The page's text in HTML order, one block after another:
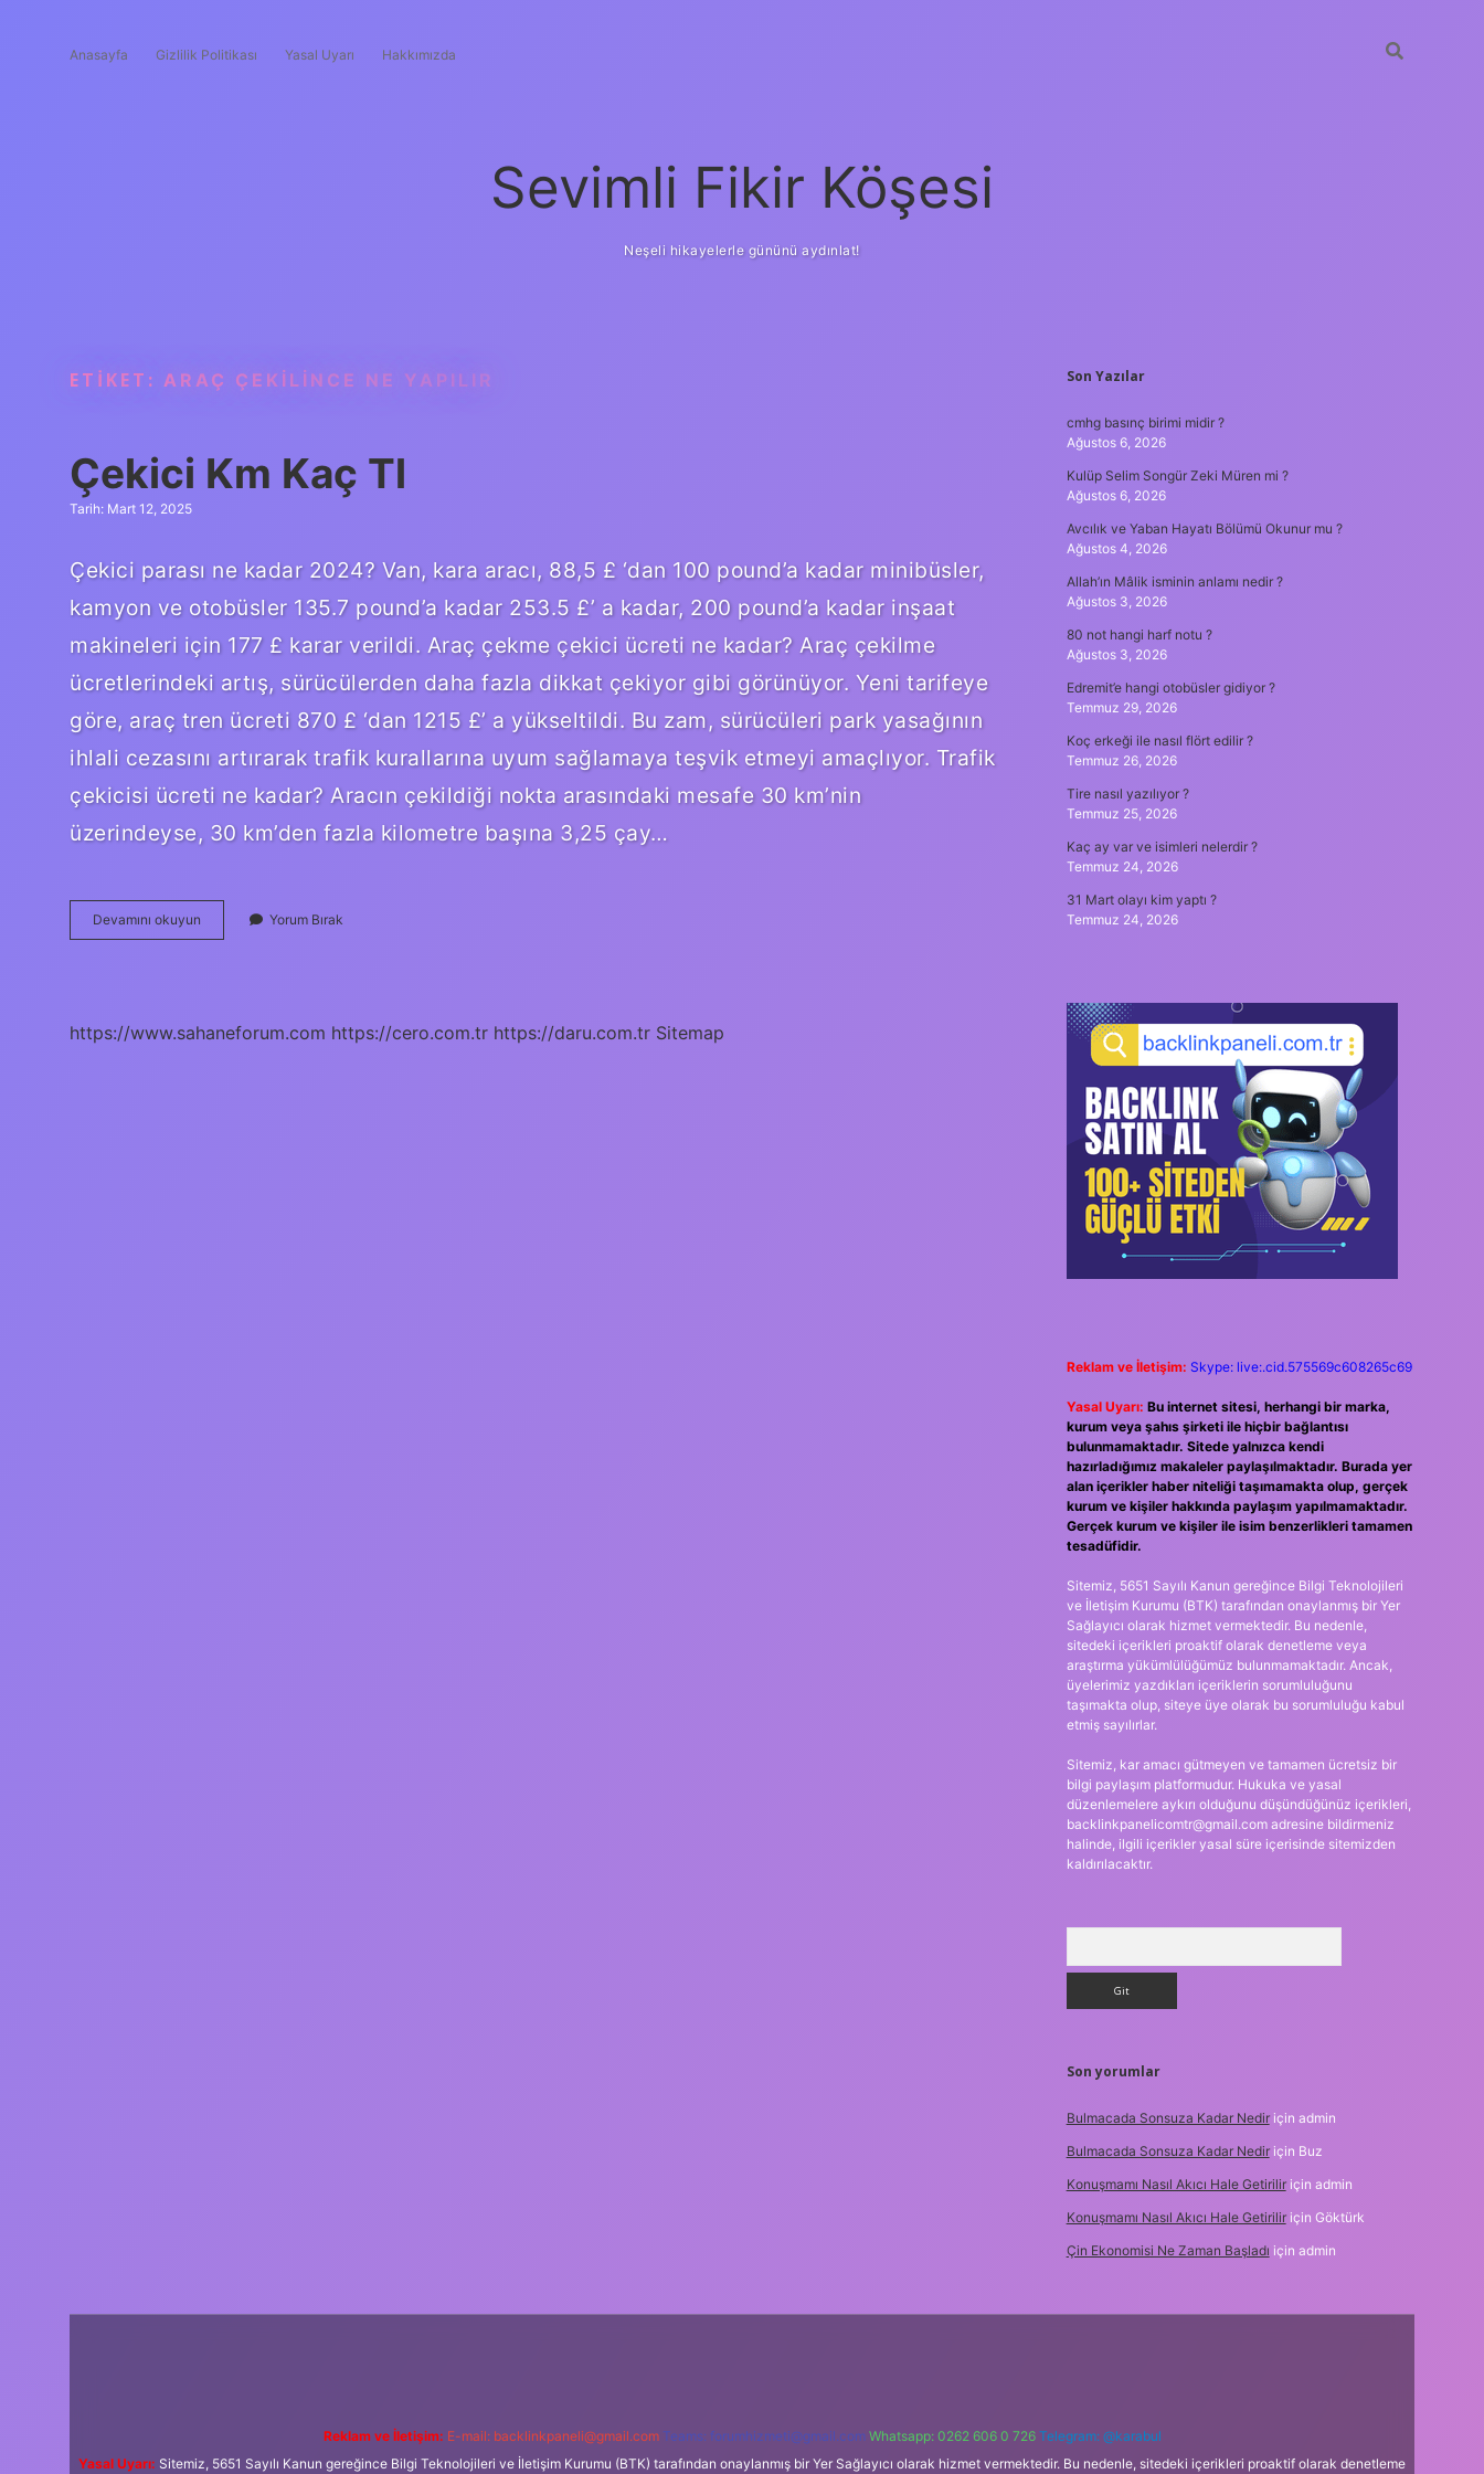
Anasayfa Gizlilik Politikası Yasal Uyarı Hakkımızda
Sevimli Fikir Köşesi
Neşeli hikayelerle gününü aydınlat!
ETIKET: ARAÇ ÇEKILINCE NE YAPILIR
Çekici Km Kaç Tl
Tarih: Mart 12, 2025
Çekici parası ne kadar 2024? Van, kara aracı, 88,5 £ ‘dan 100 pound’a kadar minibüsler,
kamyon ve otobüsler 135.7 pound’a kadar 253.5 £’ a kadar, 200 pound’a kadar inşaat
makineleri için 177 £ karar verildi. Araç çekme çekici ücreti ne kadar? Araç çekilme
ücretlerindeki artış, sürücülerden daha fazla dikkat çekiyor gibi görünüyor. Yeni tarifeye
göre, araç tren ücreti 870 £ ‘dan 1215 £’ a yükseltildi. Bu zam, sürücüleri park yasağının
ihlali cezasını artırarak trafik kurallarına uyum sağlamaya teşvik etmeyi amaçlıyor. Trafik
çekicisi ücreti ne kadar? Aracın çekildiği nokta arasındaki mesafe 30 km’nin
üzerindeyse, 30 km’den fazla kilometre başına 3,25 çay…
Devamını okuyun
Km
Yorum Bırak
https://www.sahaneforum.com https://cero.com.tr https://daru.com.tr Sitemap
SIDEBAR
Son Yazılar
cmhg basınç birimi midir ?
Ağustos 6, 2026
Kulüp Selim Songür Zeki Müren mi ?
Ağustos 6, 2026
Avcılık ve Yaban Hayatı Bölümü Okunur mu ?
Ağustos 4, 2026
Allah’ın Mâlik isminin anlamı nedir ?
Ağustos 3, 2026
80 not hangi harf notu ?
Ağustos 3, 2026
Edremit’e hangi otobüsler gidiyor ?
Temmuz 29, 2026
Koç erkeği ile nasıl flört edilir ?
Temmuz 26, 2026
Tire nasıl yazılıyor ?
Temmuz 25, 2026
Kaç ay var ve isimleri nelerdir ?
Temmuz 24, 2026
31 Mart olayı kim yaptı ?
Temmuz 24, 2026
Reklam ve İletişim: Skype: live:.cid.575569c608265c69
Yasal Uyarı: Bu internet sitesi, herhangi bir marka,
kurum veya şahıs şirketi ile hiçbir bağlantısı
bulunmamaktadır. Sitede yalnızca kendi
hazırladığımız makaleler paylaşılmaktadır. Burada yer
alan içerikler haber niteliği taşımamakta olup, gerçek
kurum ve kişiler hakkında paylaşım yapılmamaktadır.
Gerçek kurum ve kişiler ile isim benzerlikleri tamamen
tesadüfidir.
Sitemiz, 5651 Sayılı Kanun gereğince Bilgi Teknolojileri
ve İletişim Kurumu (BTK) tarafından onaylanmış bir Yer
Sağlayıcı olarak hizmet vermektedir. Bu nedenle,
sitedeki içerikleri proaktif olarak denetleme veya
araştırma yükümlülüğümüz bulunmamaktadır. Ancak,
üyelerimiz yazdıkları içeriklerin sorumluluğunu
taşımakta olup, siteye üye olarak bu sorumluluğu kabul
etmiş sayılırlar.
Sitemiz, kar amacı gütmeyen ve tamamen ücretsiz bir
bilgi paylaşım platformudur. Hukuka ve yasal
düzenlemelere aykırı olduğunu düşündüğünüz içerikleri,
backlinkpanelicomtr@gmail.comadresine bildirmeniz
halinde, ilgili içerikler yasal süre içerisinde sitemizden
kaldırılacaktır.
Son yorumlar
Bulmacada Sonsuza Kadar Nediriçin admin
Bulmacada Sonsuza Kadar Nediriçin Buz
Konuşmamı Nasıl Akıcı Hale Getiriliriçin admin
Konuşmamı Nasıl Akıcı Hale Getiriliriçin Göktürk
Çin Ekonomisi Ne Zaman Başladı için admin
Reklam ve İletişim: E-mail: backlinkpaneli@gmail.com Teams: forumhizmeti@gmail.com Whatsapp: 0262 606 0 726 Telegram: @karabul
Yasal Uyarı: Sitemiz, 5651 Sayılı Kanun gereğince Bilgi Teknolojileri ve İletişim Kurumu (BTK) tarafından onaylanmış bir Yer Sağlayıcı olarak hizmet vermektedir. Bu nedenle, sitedeki içerikleri proaktif olarak denetleme